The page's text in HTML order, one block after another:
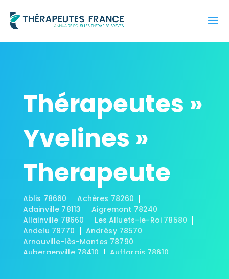
Thérapeutes »
Yvelines »
Therapeute
Ablis 78660
Achères 78260
Adainville 78113
Aigremont 78240
Allainville 78660
Les Alluets-le-Roi 78580
Andelu 78770
Andrésy 78570
Arnouville-lès-Mantes 78790
Aubergenville 78410
Auffargis 78610